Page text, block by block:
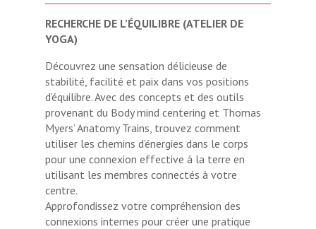
RECHERCHE DE L’ÉQUILIBRE (ATELIER DE
YOGA)
Découvrez une sensation délicieuse de
stabilité, facilité et paix dans vos positions
d’équilibre. Avec des concepts et des outils
provenant du Body mind centering et Thomas
Myers’ Anatomy Trains, trouvez comment
utiliser les chemins d’énergies dans le corps
pour une connexion effective à la terre en
utilisant les membres connectés à votre
centre.
Approfondissez votre compréhension des
connexions internes pour créer une pratique